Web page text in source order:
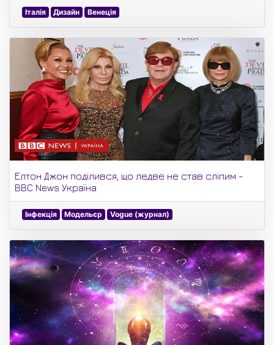
Італія Дизайн Венеція
Елтон Джон поділився, що ледве не став сліпим -
BBC News Україна
Інфекція Модельєр Vogue (журнал)